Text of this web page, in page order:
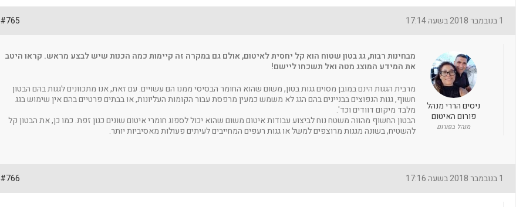
1 בנובמבר 2018 בשעה 17:14 #765
ניסים הררי מנהל
פורום האיטום
מנהל בפורום
מבחינות רבות, גג בטון שטוח הוא קל יחסית לאיטום, אולם גם במקרה זה קיימות כמה הכנות שיש לבצע מראש. קראו היטב
את המידע המוצג מטה ואל תשכחו ליישם!
מרבית הגגות הינם במובן מסוים גגות בטון, משום שהוא החומר הבסיסי ממנו הם עשויים. עם זאת, אנו מתכוונים לגגות בהם הבטון
חשוף, גגות הנפוצים בבניינים בהם הגג לא משמש כמעין מרפסת עבור הקומות העליונות, או בבתים פרטיים בהם אין שימוש בגג
מלבד מיקום דוודים וכד'.
הבטון החשוף מהווה משטח נוח לביצוע עבודות איטום משום שהוא יכול לספוג חומרי איטום שונים כגון זפת. כמו כן, את הבטון קל
להשטיח, בשונה מגגות מרוצפים למשל או גגות רעפים המחייבים לעיתים פעולות מאסיביות יותר.
1 בנובמבר 2018 בשעה 17:16 #766